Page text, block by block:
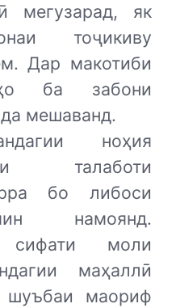
мегузарад, як
тоҷикиву
Дар макотиби
ба забони
мешаванд.
ноҳия
талаботи
бо либоси
намоянд.
моли
маҳаллӣ
шуъбаи маориф